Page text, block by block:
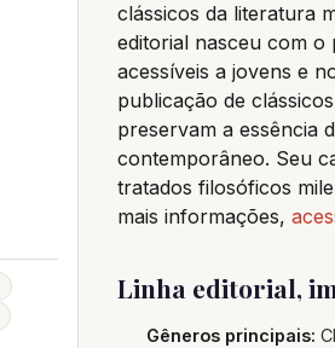
clássicos da literatura
editorial nasceu com o
acessíveis a jovens e
publicação de
preservam a essência
contemporâneo. Seu
tratados filosóficos
mais informações,
Linha editorial,
Gêneros principais: